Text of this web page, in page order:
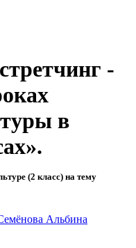
-
в
(2 класс) на тему
Альбина